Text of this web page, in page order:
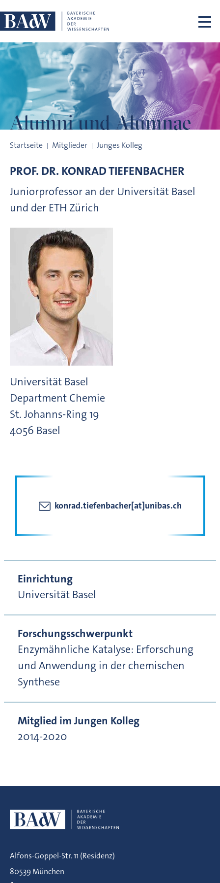
Alumni und Alumnae
Startseite Mitglieder Junges Kolleg
PROF. DR. KONRADTIEFENBACHER
Juniorprofessor an der Universität Basel
und der ETH Zürich
Universität Basel
Department Chemie
St. Johanns-Ring 19
4056 Basel
konrad.tiefenbacher[at]unibas.ch
Einrichtung
Universität Basel
Forschungsschwerpunkt
Enzymähnliche Katalyse: Erforschung
und Anwendung in der chemischen
Synthese
Mitglied im Jungen Kolleg
2014-2020
Alfons-Goppel-Str. 11 (Residenz)
80539 München